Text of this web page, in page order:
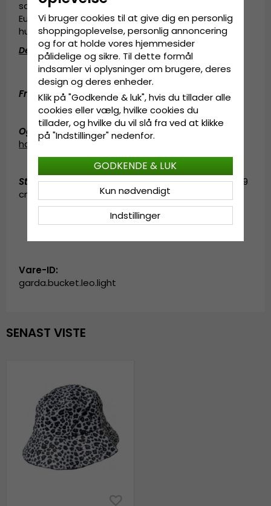
samme lokaler som når folk fra forskellige dele af
Europa kom sammen i Göteborg for et par
hundrede år siden.
Detaljeinformation:
Fremstillet af100 procentpolyester
Fremstillet af:100 procentpolyester .
Også kendt som (AKA):fedora
hat
fedorahat solhat
Størrelsesinformation:Medium - 57 cm. Large - 59
cm. X-Large - 61 cm.
Vare-ID:
garda.bucket.leo.light
SENAST VISTE
Vi bruger cookies til at give dig en personlig
shoppingoplevelse, personlig annoncering
og for at holde vores hjemmesider
pålidelige og sikre. Til dette formål
indsamler vi oplysninger om brugere, deres
design og deres enheder.
Klik på "Godkende & luk", hvis du tillader alle
cookies eller vælg, hvilke cookies du
tillader, og hvilke du vil slå fra ved at klikke
på "Indstillinger" nedenfor.
Indstillinger
Kun nødvendigt
GODKENDE & LUK